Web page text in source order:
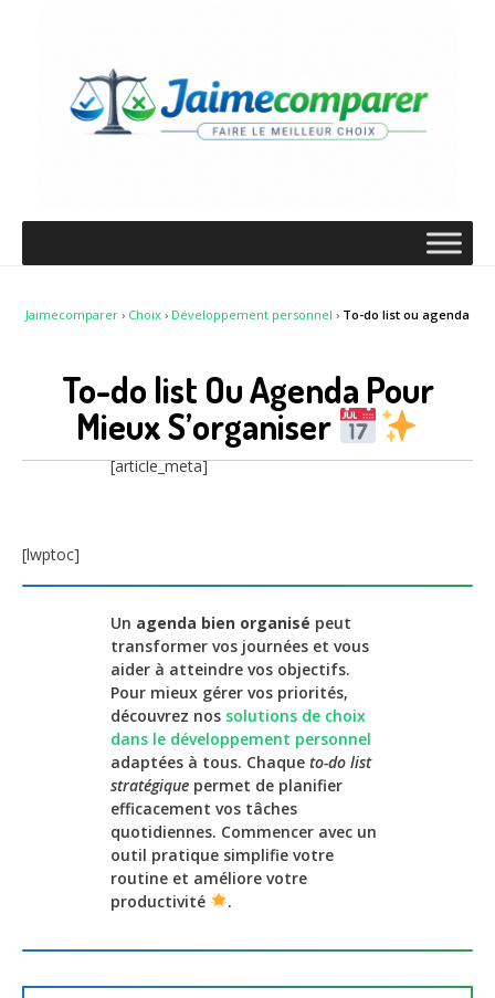
Jaimecomparer › Choix › Développement personnel › To-do list ou agenda
To-do list Ou Agenda Pour
Mieux S’organiser
[article_meta]
[lwptoc]
Un agenda bien organisé peut
transformer vos journées et vous
aider à atteindre vos objectifs.
Pour mieux gérer vos priorités,
découvrez nos solutions de choix
dans le développement personnel
adaptées à tous. Chaque to-do list
stratégique permet de planifier
efficacement vos tâches
quotidiennes. Commencer avec un
outil pratique simplifie votre
routine et améliore votre
productivité
.